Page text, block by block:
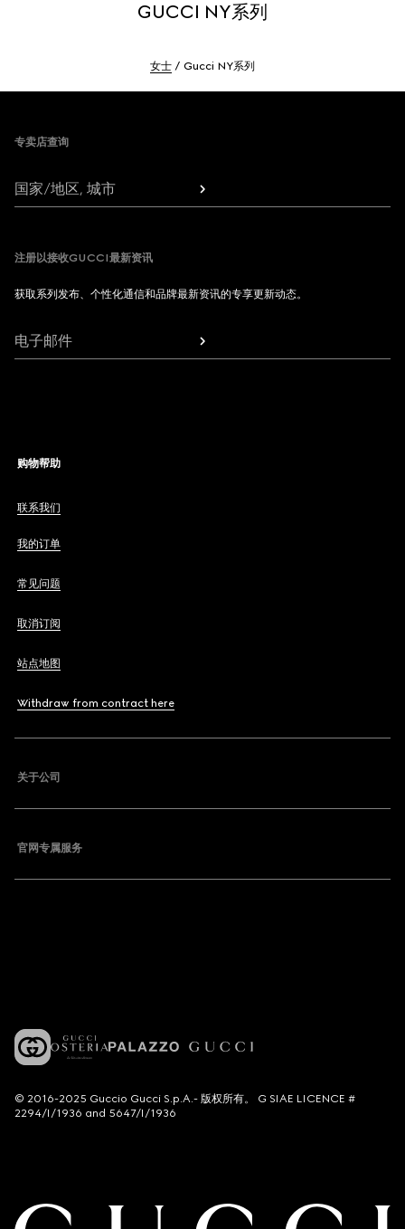
GUCCI NY系列
女士 Gucci NY系列
专卖店查询
国家/地区, 城市
注册以接收GUCCI最新资讯
获取系列发布、个性化通信和品牌最新资讯的专享更新动态。
电子邮件
购物帮助
联系我们
我的订单
常见问题
取消订阅
站点地图
Withdraw from contract here
关于公司
官网专属服务
© 2016-2025 Guccio Gucci S.p.A.- 版权所有。 G SIAE LICENCE #
2294/I/1936 and 5647/I/1936